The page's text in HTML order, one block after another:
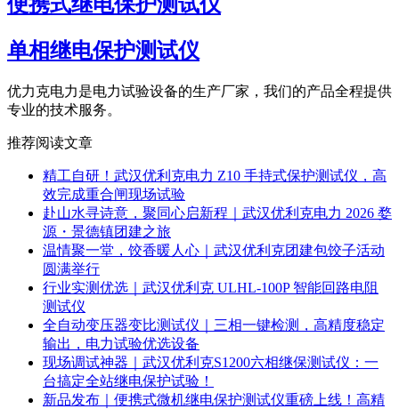
便携式继电保护测试仪
单相继电保护测试仪
优力克电力是电力试验设备的生产厂家，我们的产品全程提供
专业的技术服务。
推荐阅读文章
精工自研！武汉优利克电力 Z10 手持式保护测试仪，高
效完成重合闸现场试验
赴山水寻诗意，聚同心启新程｜武汉优利克电力 2026 婺
源・景德镇团建之旅
温情聚一堂，饺香暖人心｜武汉优利克团建包饺子活动
圆满举行
行业实测优选｜武汉优利克 ULHL-100P 智能回路电阻
测试仪
全自动变压器变比测试仪｜三相一键检测，高精度稳定
输出，电力试验优选设备
现场调试神器｜武汉优利克S1200六相继保测试仪：一
台搞定全站继电保护试验！
新品发布｜便携式微机继电保护测试仪重磅上线！高精